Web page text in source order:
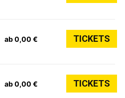
ab 0,00 € TICKETS
ab 0,00 € TICKETS